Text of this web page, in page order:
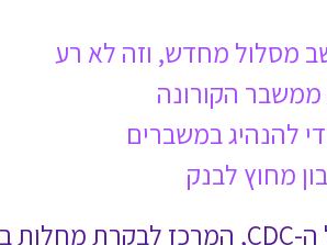
מערבי מציג את מסקנותיו של דוח חדש של ה-CDC, המרכז לבקרת מחלות בארה"ב, שניתח את מקרי הקורונה בארה"ב עד 28